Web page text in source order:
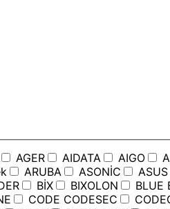
AGER AIDATA AIGO
ARUBA ASONİC ASUS
BİX BIXOLON BLUE
CODE CODESEC